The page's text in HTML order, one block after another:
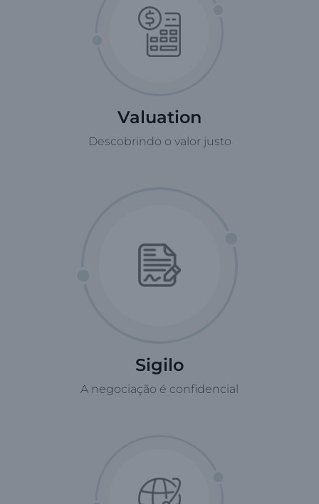
Valuation
Descobrindo o valor justo
Sigilo
A negociação é confidencial